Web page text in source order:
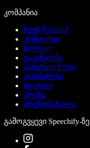
კომპანია
ჩვენ შესახებ
კონტაქტი
ბლოგი
ვაკანსიები
პარტნიორები
დახმარება
სტატუსი
პრესა
ბრენდმასალა
გამოგვყევი Speechify-ზე